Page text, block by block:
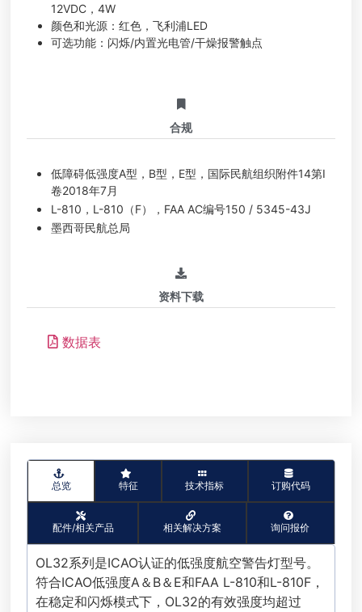
12VDC，4W
颜色和光源：红色，飞利浦LED
可选功能：闪烁/内置光电管/干燥报警触点
合规
低障碍低强度A型，B型，E型，国际民航组织附件14第I
卷2018年7月
L-810，L-810（F），FAA AC编号150 / 5345-43J
墨西哥民航总局
资料下载
数据表
总览 特征 技术指标 订购代码
配件/相关产品 相关解决方案 询问报价
OL32系列是ICAO认证的低强度航空警告灯型号。
符合ICAO低强度A＆B＆E和FAA L-810和L-810F，
在稳定和闪烁模式下，OL32的有效强度均超过